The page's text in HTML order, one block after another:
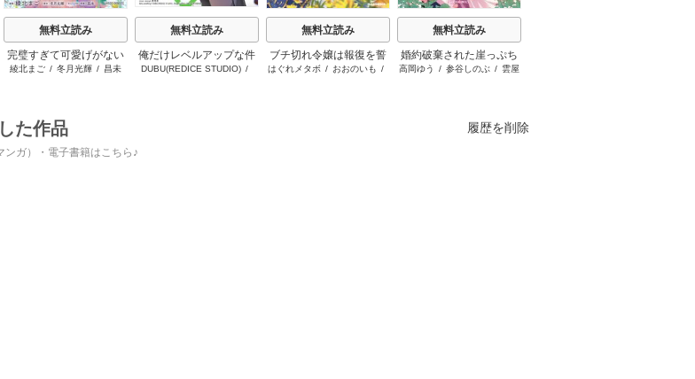
無料立読み
完璧すぎて可愛げがない
と婚約破棄された聖女は
綾北まご / 冬月光輝 / 昌未
無料立読み
俺だけレベルアップな件
DUBU(REDICE STUDIO) /
無料立読み
ブチ切れ令嬢は報復を誓
いました。
はぐれメタボ / おおのいも /
無料立読み
婚約破棄された崖っぷち
令嬢は、帝国の皇弟殿下
高岡ゆう / 参谷しのぶ / 雲屋
た作品 履歴を削除
ガ）・電子書籍はこちら♪